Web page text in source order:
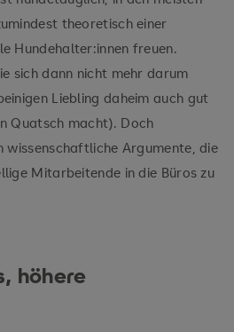
theoretisch einer
Hundehalter:innen freuen.
sich dann nicht mehr darum
Liebling daheim auch gut
Quatsch macht). Doch
Argumente, die
Mitarbeitende in die Büros zu
höhere